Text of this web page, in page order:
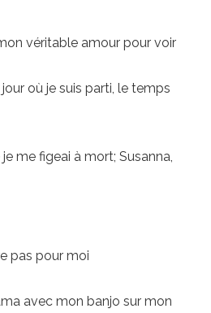
véritable amour pour voir
où je suis parti, le temps
me figeai à mort; Susanna,
pas pour moi
avec mon banjo sur mon